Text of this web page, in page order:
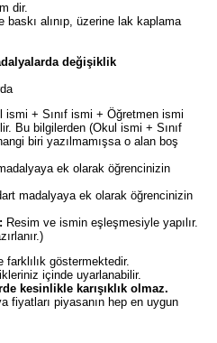
dir.
alınıp, üzerine lak kaplama
değişiklik
ismi + Sınıf ismi + Öğretmen ismi
Bu bilgilerden (Okul ismi + Sınıf
biri yazılmamışsa o alan boş
ek olarak öğrencinizin
madalyaya ek olarak öğrencinizin
Resim ve ismin eşleşmesiyle yapılır.
farklılık göstermektedir.
içinde uyarlanabilir.
kesinlikle karışıklık olmaz.
fiyatları piyasanın hep en uygun